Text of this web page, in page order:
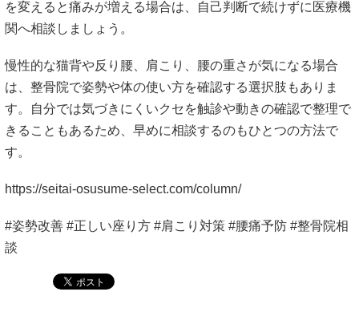
を変えると痛みが増える場合は、自己判断で続けずに医療機
関へ相談しましょう。
慢性的な猫背や反り腰、肩こり、腰の重さが気になる場合
は、整骨院で姿勢や体の使い方を確認する選択肢もありま
す。自分では気づきにくいクセを触診や動きの確認で整理で
きることもあるため、早めに相談するのもひとつの方法で
す。
https://seitai-osusume-select.com/column/
#姿勢改善 #正しい座り方 #肩こり対策 #腰痛予防 #整骨院相
談